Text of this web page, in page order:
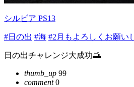
シルビア PS13
#日の出 #海 #2月もよろしくお願い
日の出チャレンジ大成功🌅
thumb_up 99
comment0